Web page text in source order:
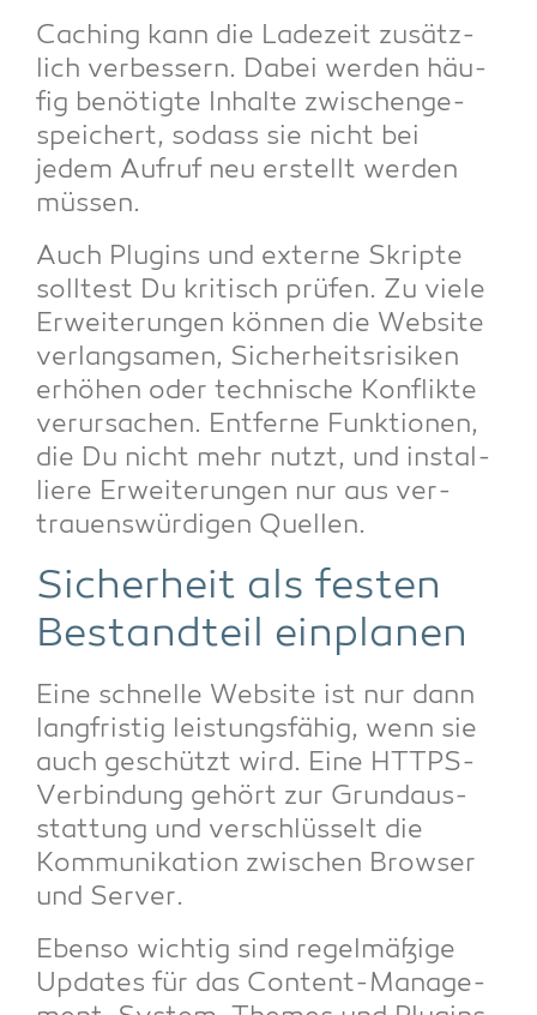
Caching kann die Lade­zeit zusätz­
lich ver­bes­sern. Dabei wer­den häu­
fig benö­tig­te Inhal­te zwi­schen­ge­
spei­chert, sodass sie nicht bei
jedem Auf­ruf neu erstellt wer­den
müssen.
Auch Plug­ins und exter­ne Skrip­te
soll­test Du kri­tisch prü­fen. Zu vie­le
Erwei­te­run­gen kön­nen die Web­site
ver­lang­sa­men, Sicher­heits­ri­si­ken
erhö­hen oder tech­ni­sche Kon­flik­te
ver­ur­sa­chen. Ent­fer­ne Funk­tio­nen,
die Du nicht mehr nutzt, und instal­
lie­re Erwei­te­run­gen nur aus ver­
trau­ens­wür­di­gen Quellen.
Sicher­heit als fes­ten
Bestand­teil einplanen
Eine schnel­le Web­site ist nur dann
lang­fris­tig leis­tungs­fä­hig, wenn sie
auch geschützt wird. Eine HTTPS-
Ver­bin­dung gehört zur Grund­aus­
stat­tung und ver­schlüs­selt die
Kom­mu­ni­ka­ti­on zwi­schen Brow­ser
und Server.
Eben­so wich­tig sind regel­mä­ßi­ge
Updates für das Con­tent-Manage­